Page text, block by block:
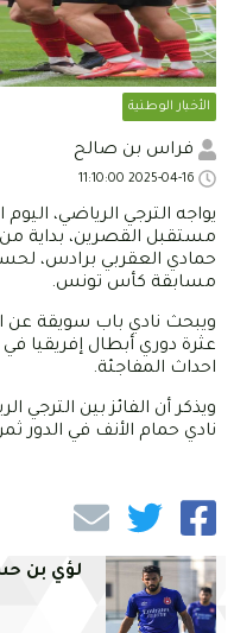
الأخبار الوطنية
فراس بن صالح
مستقبل القصرين، بداية
حمادي العقربي برادس،
مسابقة كأس تونس.
ويبحث نادي باب سويقة عن
عثرة دوري أبطال إفريقيا
احداث المفاجئة.
ويذكر أن الفائز بين
نادي حمام الأنف في الدور
لؤي بن